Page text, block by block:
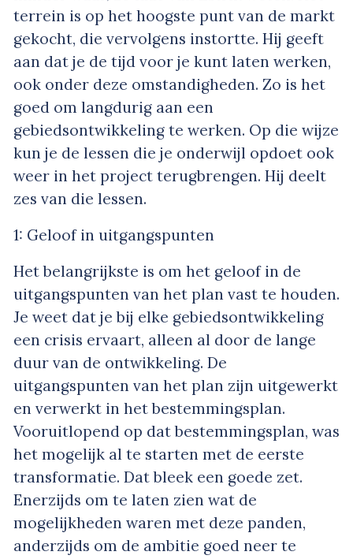
terrein is op het hoogste punt van de markt
gekocht, die vervolgens instortte. Hij geeft
aan dat je de tijd voor je kunt laten werken,
ook onder deze omstandigheden. Zo is het
goed om langdurig aan een
gebiedsontwikkeling te werken. Op die wijze
kun je de lessen die je onderwijl opdoet ook
weer in het project terugbrengen. Hij deelt
zes van die lessen.
1: Geloof in uitgangspunten
Het belangrijkste is om het geloof in de
uitgangspunten van het plan vast te houden.
Je weet dat je bij elke gebiedsontwikkeling
een crisis ervaart, alleen al door de lange
duur van de ontwikkeling. De
uitgangspunten van het plan zijn uitgewerkt
en verwerkt in het bestemmingsplan.
Vooruitlopend op dat bestemmingsplan, was
het mogelijk al te starten met de eerste
transformatie. Dat bleek een goede zet.
Enerzijds om te laten zien wat de
mogelijkheden waren met deze panden,
anderzijds om de ambitie goed neer te